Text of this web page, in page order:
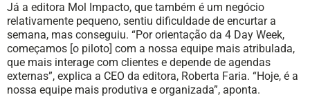
Já a editora Mol Impacto, que também é um negócio
relativamente pequeno, sentiu dificuldade de encurtar a
semana, mas conseguiu. “Por orientação da 4 Day Week,
começamos [o piloto] com a nossa equipe mais atribulada,
que mais interage com clientes e depende de agendas
externas”, explica a CEO da editora, Roberta Faria. “Hoje, é a
nossa equipe mais produtiva e organizada”, aponta.